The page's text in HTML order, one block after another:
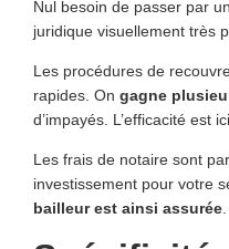
Nul besoin de passer par
juridique visuellement très
Les procédures de
rapides. On gagne
d’impayés. L’efficacité est
Les frais de notaire sont
investissement pour votre
bailleur est ainsi assurée.